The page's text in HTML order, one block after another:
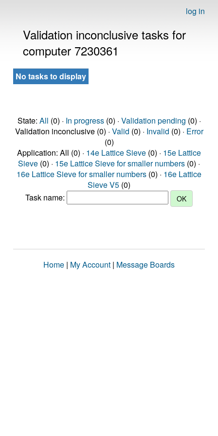
log in
Validation inconclusive tasks for
computer 7230361
No tasks to display
State: All (0) · In progress(0) · Validation pending (0) ·
Validation inconclusive (0) · Valid (0) · Invalid (0) · Error
(0)
Application: All (0) · 14e Lattice Sieve (0) · 15e Lattice
Sieve (0) · 15e Lattice Sieve for smaller numbers (0) ·
16e Lattice Sieve for smaller numbers (0) · 16e Lattice
Sieve V5 (0)
Task name:
Home | My Account | Message Boards